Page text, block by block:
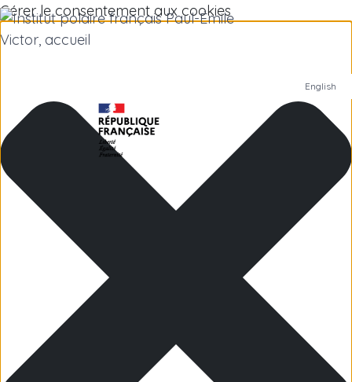
Gérer le consentement aux cookies
Institut polaire
Recherche scientifique
Arctique
English